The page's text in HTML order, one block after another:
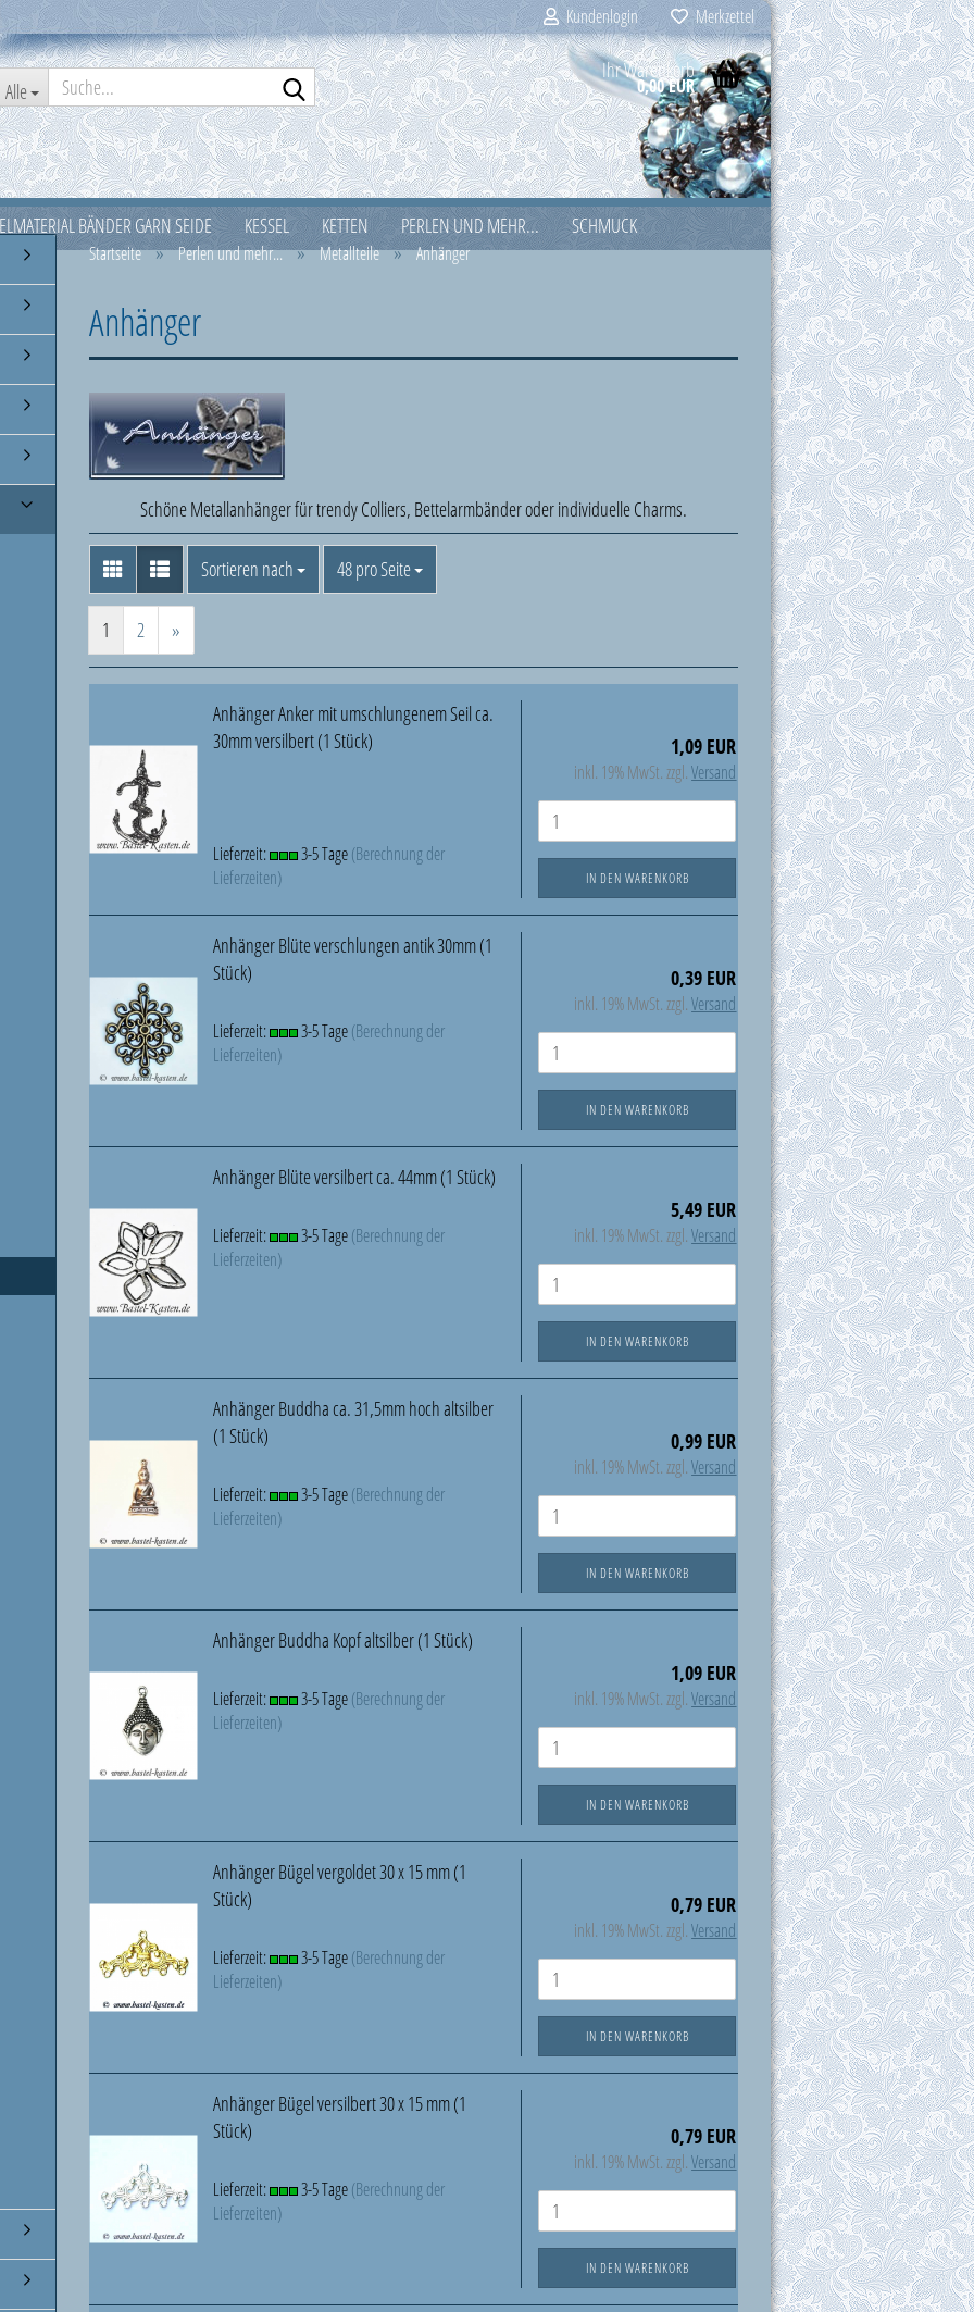
Kundenlogin Merkzettel
Alle Suche... Ihr Warenkorb
0,00 EUR
BÄNDER GARN SEIDE KESSEL KETTEN PERLEN UND MEHR...
SCHMUCK
SILBER 925ER TASCHEN VERPACKUNG WEIHNACHTEN
Startseite » Perlen und mehr... » Metallteile » Anhänger
Anhänger
Schöne Metallanhänger für trendy Colliers, Bettelarmbänder oder individuelle Charms.
Sortieren nach
Sortieren nach 48 pro Seite
pro Seite
1 2 »
Anhänger Anker mit umschlungenem Seil ca.
30mm versilbert (1 Stück)
Lieferzeit: 3-5 Tage(Berechnung der
Lieferzeiten)
1,09 EUR
inkl. 19% MwSt. zzgl.Versand
IN DEN WARENKORB
Anhänger Blüte verschlungen antik 30mm (1
Stück)
Lieferzeit: 3-5 Tage(Berechnung der
Lieferzeiten)
0,39 EUR
inkl. 19% MwSt. zzgl.Versand
IN DEN WARENKORB
Anhänger Blüte versilbert ca. 44mm (1 Stück)
Lieferzeit: 3-5 Tage(Berechnung der
Lieferzeiten)
5,49 EUR
inkl. 19% MwSt. zzgl.Versand
IN DEN WARENKORB
Anhänger Buddha ca. 31,5mm hoch altsilber
(1 Stück)
Lieferzeit: 3-5 Tage(Berechnung der
Lieferzeiten)
0,99 EUR
inkl. 19% MwSt. zzgl.Versand
IN DEN WARENKORB
Anhänger Buddha Kopf altsilber (1 Stück)
Lieferzeit: 3-5 Tage(Berechnung der
Lieferzeiten)
1,09 EUR
inkl. 19% MwSt. zzgl.Versand
IN DEN WARENKORB
Anhänger Bügel vergoldet 30 x 15 mm (1
Stück)
Lieferzeit: 3-5 Tage(Berechnung der
Lieferzeiten)
0,79 EUR
inkl. 19% MwSt. zzgl.Versand
IN DEN WARENKORB
Anhänger Bügel versilbert 30 x 15 mm (1
Stück)
Lieferzeit: 3-5 Tage(Berechnung der
Lieferzeiten)
0,79 EUR
inkl. 19% MwSt. zzgl.Versand
IN DEN WARENKORB